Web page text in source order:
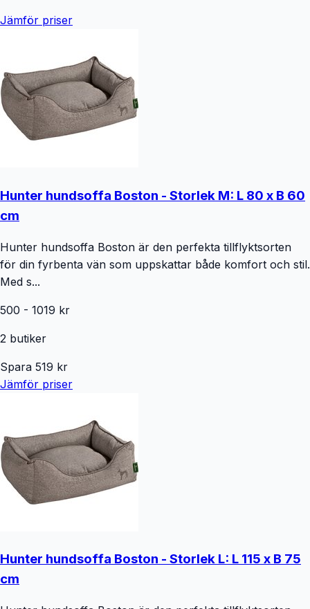
Jämför priser
Hunter hundsoffa Boston - Storlek M: L 80 x B 60
cm
Hunter hundsoffa Boston är den perfekta tillflyktsorten
för din fyrbenta vän som uppskattar både komfort och stil.
Med s...
500 - 1019 kr
2 butiker
Spara 519 kr
Jämför priser
Hunter hundsoffa Boston - Storlek L: L 115 x B 75
cm